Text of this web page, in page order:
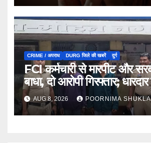
CRIME / अपराध DURG जिले की खबरें दुर्ग
FCI कर्मचारी से मारपीट और
बाधा, दो आरोपी गिरफ्तार;
जब्त…
AUG 8, 2026 POORNIMA SHUKLA